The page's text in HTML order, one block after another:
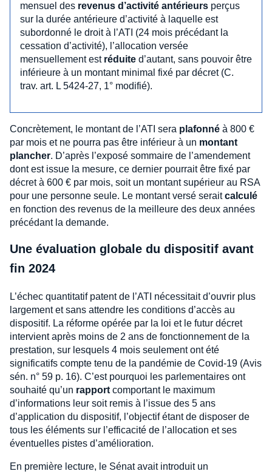
mensuel des revenus d’activité antérieurs perçus
sur la durée antérieure d’activité à laquelle est
subordonné le droit à l’ATI (24 mois précédant la
cessation d’activité), l’allocation versée
mensuellement est réduite d’autant, sans pouvoir être
inférieure à un montant minimal fixé par décret (C.
trav. art. L 5424-27, 1° modifié).
Concrètement, le montant de l’ATI sera plafonné à 800 €
par mois et ne pourra pas être inférieur à un montant
plancher. D’après l’exposé sommaire de l’amendement
dont est issue la mesure, ce dernier pourrait être fixé par
décret à 600 € par mois, soit un montant supérieur au RSA
pour une personne seule. Le montant versé seraitcalculé
en fonction des revenus de la meilleure des deux années
précédant la demande.
Une évaluation globale du dispositif avant
fin 2024
L’échec quantitatif patent de l’ATI nécessitait d’ouvrir plus
largement et sans attendre les conditions d’accès au
dispositif. La réforme opérée par la loi et le futur décret
intervient après moins de 2 ans de fonctionnement de la
prestation, sur lesquels 4 mois seulement ont été
significatifs compte tenu de la pandémie de Covid-19 (Avis
sén. n° 59 p. 16). C’est pourquoi les parlementaires ont
souhaité qu’un rapport comportant le maximum
d’informations leur soit remis à l’issue des 5 ans
d’application du dispositif, l’objectif étant de disposer de
tous les éléments sur l’efficacité de l’allocation et ses
éventuelles pistes d’amélioration.
En première lecture, le Sénat avait introduit un